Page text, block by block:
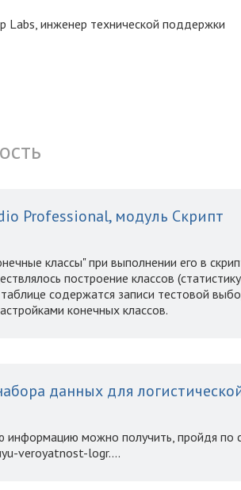
Labs, инженер технической поддержки
Professional, модуль Скрипт
классы" при выполнении его в
построение классов
содержатся записи тестовой
конечных классов.
данных для
информацию можно получить, пройдя
veroyatnost-logr....